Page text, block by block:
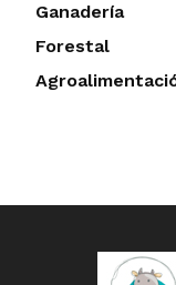
Ganadería
Forestal